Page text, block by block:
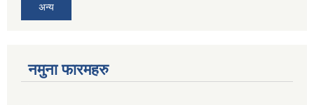
अन्य
नमुना फारमहरु